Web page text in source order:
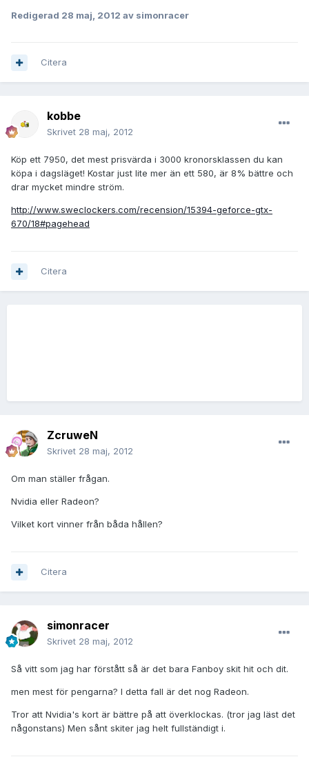
Redigerad 28 maj, 2012 av simonracer
Citera
kobbe
Skrivet 28 maj, 2012
Köp ett 7950, det mest prisvärda i 3000 kronorsklassen du kan
köpa i dagsläget! Kostar just lite mer än ett 580, är 8% bättre och
drar mycket mindre ström.
http://www.sweclockers.com/recension/15394-geforce-gtx-
670/18#pagehead
Citera
ZcruweN
Skrivet 28 maj, 2012
Om man ställer frågan.
Nvidia eller Radeon?
Vilket kort vinner från båda hållen?
Citera
simonracer
Skrivet 28 maj, 2012
Så vitt som jag har förstått så är det bara Fanboy skit hit och dit.
men mest för pengarna? I detta fall är det nog Radeon.
Tror att Nvidia's kort är bättre på att överklockas. (tror jag läst det
någonstans) Men sånt skiter jag helt fullständigt i.